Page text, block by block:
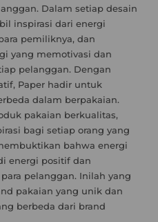
Dalam setiap desain
inspirasi dari energi
pemiliknya, dan
yang memotivasi dan
pelanggan. Dengan
Paper hadir untuk
dalam berpakaian.
pakaian berkualitas,
bagi setiap orang yang
bahwa energi
energi positif dan
pelanggan. Inilah yang
pakaian yang unik dan
berbeda dari brand